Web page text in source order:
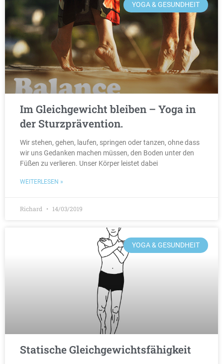
YOGA & GESUNDHEIT
Im Gleichgewicht bleiben – Yoga in
der Sturzprävention.
Wir stehen, gehen, laufen, springen oder tanzen, ohne dass
wir uns Gedanken machen müssen, den Boden unter den
Füßen zu verlieren. Unser Körper leistet dabei
WEITERLESEN »
Richard 14/03/2019
YOGA & GESUNDHEIT
Statische Gleichgewichtsfähigkeit